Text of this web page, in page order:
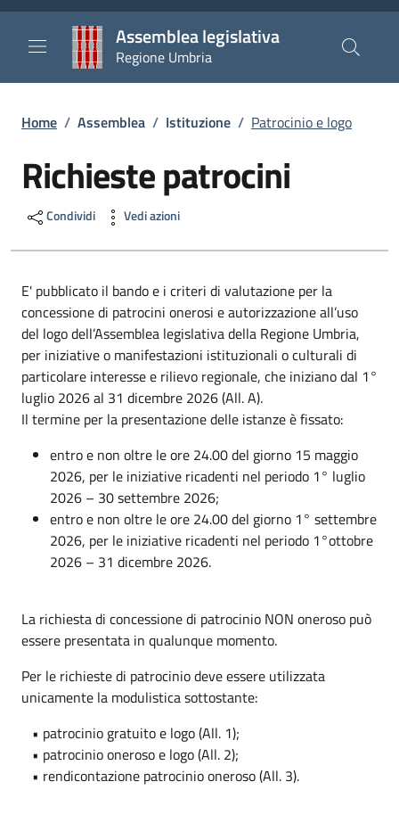
Salta al contenuto principale
Salta al piè di pagina
Assemblea legislativa
Regione Umbria
Briciole di pane
Home / Assemblea / Istituzione / Patrocinio e logo
Richieste patrocini
Condividi Vedi azioni
E' pubblicato il bando e i criteri di valutazione per la
concessione di patrocini onerosi e autorizzazione all’uso
del logo dell’Assemblea legislativa della Regione Umbria,
per iniziative o manifestazioni istituzionali o culturali di
particolare interesse e rilievo regionale, che iniziano dal 1°
luglio 2026 al 31 dicembre 2026 (All. A).
Il termine per la presentazione delle istanze è fissato:
entro e non oltre le ore 24.00 del giorno 15 maggio
2026, per le iniziative ricadenti nel periodo 1° luglio
2026 – 30 settembre 2026;
entro e non oltre le ore 24.00 del giorno 1° settembre
2026, per le iniziative ricadenti nel periodo 1°ottobre
2026 – 31 dicembre 2026.
La richiesta di concessione di patrocinio NON oneroso può
essere presentata in qualunque momento.
Per le richieste di patrocinio deve essere utilizzata
unicamente la modulistica sottostante:
• patrocinio gratuito e logo (All. 1);
• patrocinio oneroso e logo (All. 2);
• rendicontazione patrocinio oneroso (All. 3).